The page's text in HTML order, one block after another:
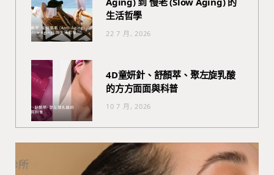
生活哲學
22 7 月, 2026
4D童妍針、舒顏萃、聚左旋乳酸
的方方面面與科普
10 7 月, 2026